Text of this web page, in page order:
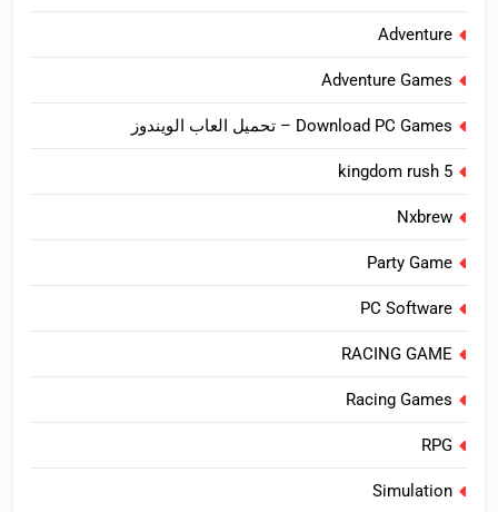
Adventure
Adventure Games
Download PC Games – تحميل العاب الويندوز
kingdom rush 5
Nxbrew
Party Game
PC Software
RACING GAME
Racing Games
RPG
Simulation